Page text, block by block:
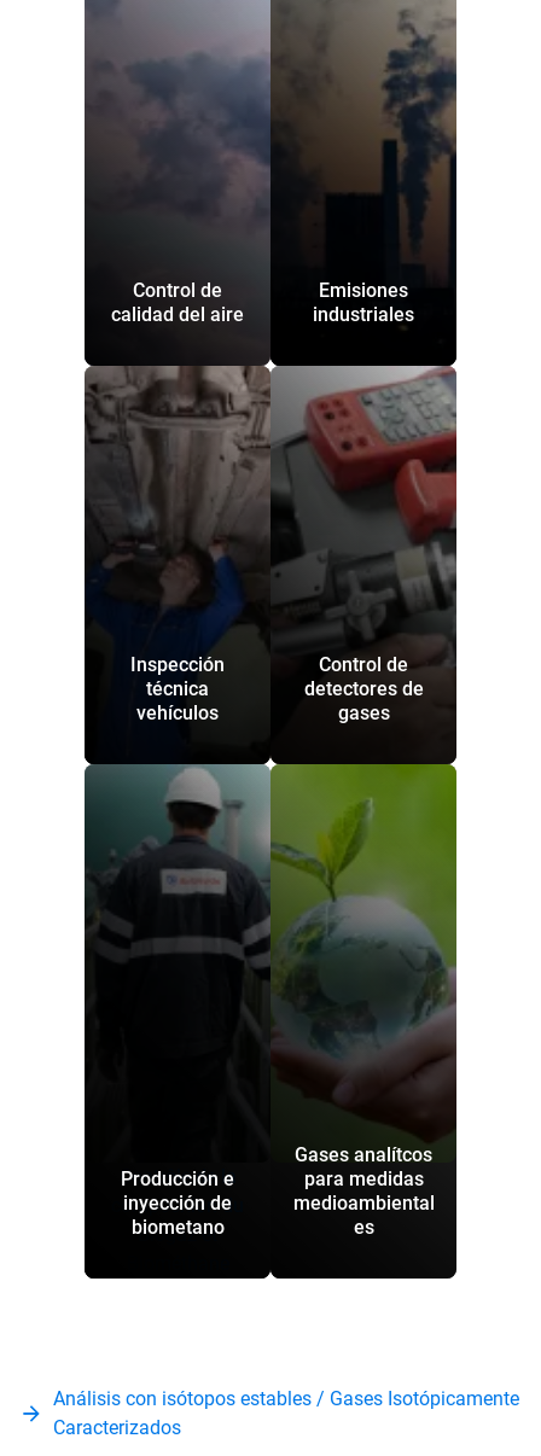
Control de
calidad del aire
Emisiones
industriales
Inspección
técnica
vehículos
Control de
detectores de
gases
Contrôle de la
composition du
Biogaz et
Producción e
inyección de
biometano
Gases analítcos
para medidas
medioambiental
es
Análisis con isótopos estables / Gases Isotópicamente
Caracterizados